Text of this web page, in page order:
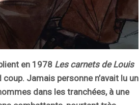
en 1978 Les carnets de Louis
Jamais personne n’avait lu un
dans les tranchées, à une